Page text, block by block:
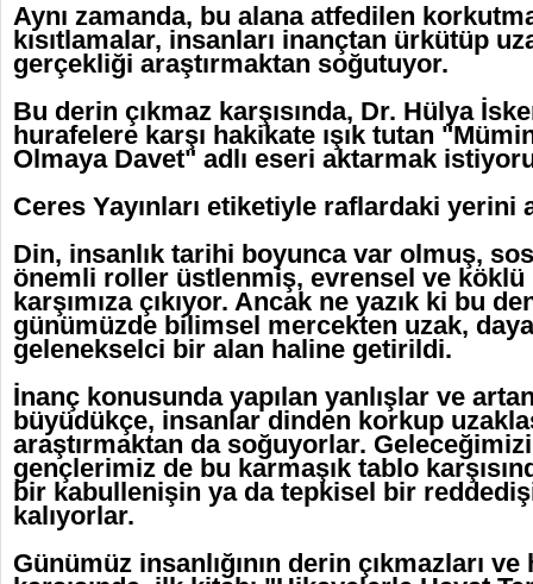
Aynı zamanda, bu alana atfedilen
kısıtlamalar, insanları inançtan ürkütüp
gerçekliği araştırmaktan soğutuyor.
Bu derin çıkmaz karşısında, Dr. Hülya
hurafelere karşı hakikate ışık tutan
Olmaya Davet" adlı eseri aktarmak
Ceres Yayınları etiketiyle raflardaki yerini
Din, insanlık tarihi boyunca var olmuş,
önemli roller üstlenmiş, evrensel ve
karşımıza çıkıyor. Ancak ne yazık ki bu
günümüzde bilimsel mercekten uzak,
gelenekselci bir alan haline getirildi.
İnanç konusunda yapılan yanlışlar ve
büyüdükçe, insanlar dinden korkup
araştırmaktan da soğuyorlar.
gençlerimiz de bu karmaşık tablo
bir kabullenişin ya da tepkisel bir
kalıyorlar.
Günümüz insanlığının derin çıkmazları ve